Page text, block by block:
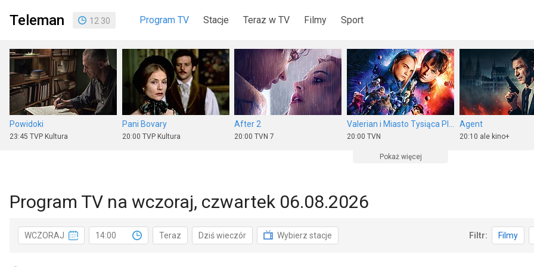
Teleman 12 30 Program TV Stacje Teraz w TV Filmy Sport
Powidoki
23:45 TVP Kultura
Pani Bovary
20:00 TVP Kultura
After 2
20:00 TVN 7 20:00 TVN
Agent
20:10 ale kino+
W jak morderstwo
22:45Polsat
Nikita
23:50Polsat Film
Strażnik Teksasu sezon 2, odc. 1
18:05 TV 6
Piąty element
19:55Polsat
Pokaż więcej
Program TV na wczoraj, czwartek 06.08.2026
WCZORAJ 14:00 Teraz Dziś wieczór Wybierz stacje Filtr: Filmy